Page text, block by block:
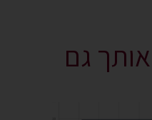
אותך גם